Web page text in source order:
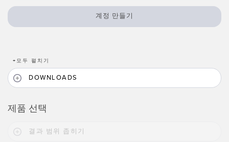
계정 만들기
+ 모두 펼치기
DOWNLOADS
제품 선택
결과 범위 좁히기